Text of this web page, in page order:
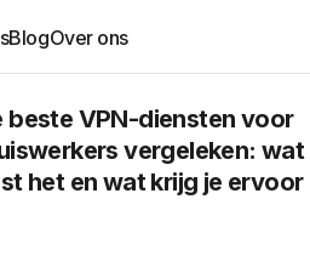
BlogOver ons
beste VPN-diensten voor
vergeleken: wat
het en wat krijg je ervoor